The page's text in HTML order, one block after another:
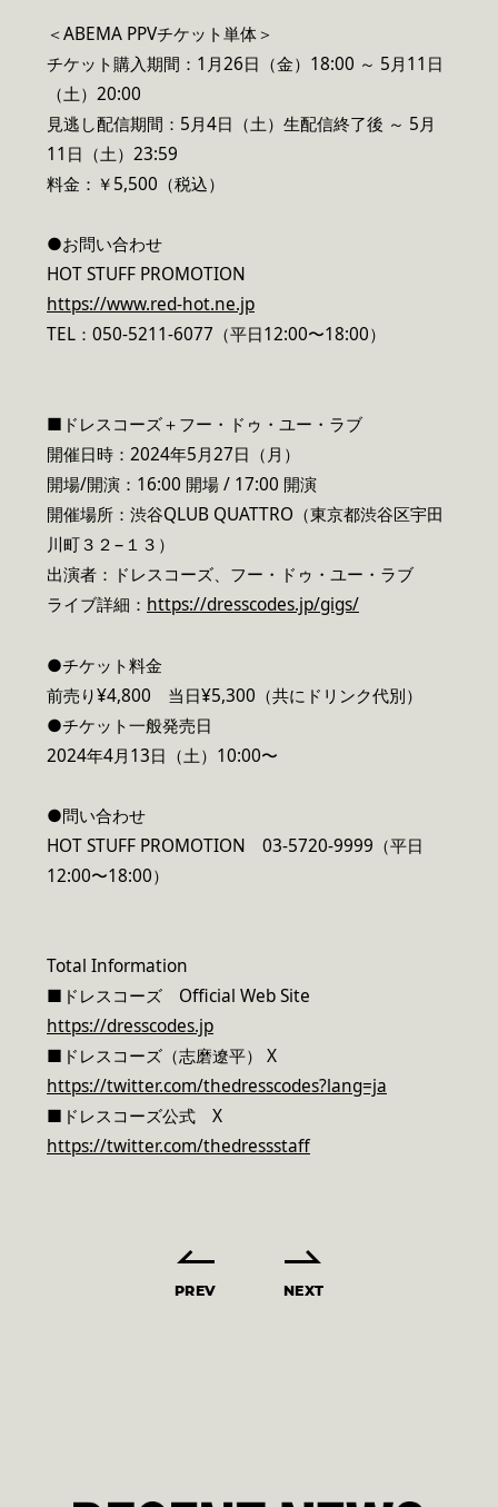
＜ABEMA PPVチケット単体＞
チケット購入期間：1月26日（金）18:00 ～ 5月11日
（土）20:00
見逃し配信期間：5月4日（土）生配信終了後 ～ 5月
11日（土）23:59
料金：￥5,500（税込）
●お問い合わせ
HOT STUFF PROMOTION
https://www.red-hot.ne.jp
TEL：050-5211-6077（平日12:00〜18:00）
■ドレスコーズ＋フー・ドゥ・ユー・ラブ
開催日時：2024年5月27日（月）
開場/開演：16:00 開場 / 17:00 開演
開催場所：渋谷QLUB QUATTRO（東京都渋谷区宇田
川町３２−１３）
出演者：ドレスコーズ、フー・ドゥ・ユー・ラブ
ライブ詳細： https://dresscodes.jp/gigs/
●チケット料金
前売り¥4,800 当日¥5,300（共にドリンク代別）
●チケット一般発売日
2024年4月13日（土）10:00〜
●問い合わせ
HOT STUFF PROMOTION 03-5720-9999（平日
12:00〜18:00）
Total Information
■ドレスコーズ Official Web Site
https://dresscodes.jp
■ドレスコーズ（志磨遼平） X
https://twitter.com/thedresscodes?lang=ja
■ドレスコーズ公式 X
https://twitter.com/thedressstaff
PREV NEXT